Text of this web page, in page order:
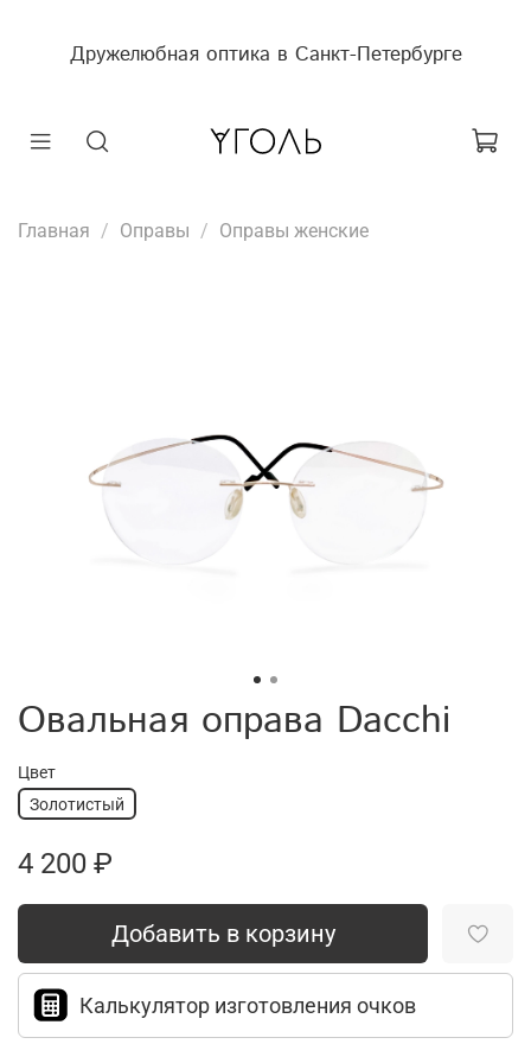
Дружелюбная оптика в Санкт-Петербурге
Главная Оправы Оправы женские
Овальная оправа Dacchi
Цвет
Золотистый
4 200 ₽
Добавить в корзину
Калькулятор изготовления очков